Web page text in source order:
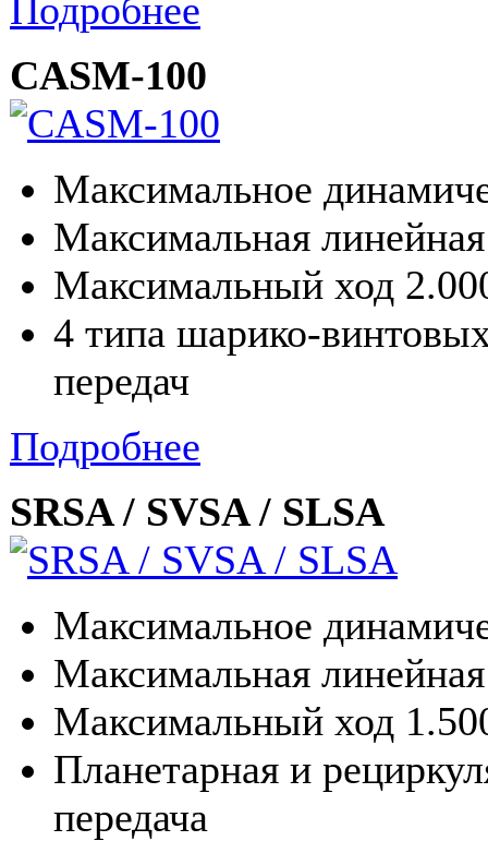
Подробнее
CASM-100
Максимальное
Максимальная
Максимальный ход
4 типа шарико-
передач
Подробнее
SRSA / SVSA / SLSA
Максимальное
Максимальная
Максимальный ход
Планетарная и
передача